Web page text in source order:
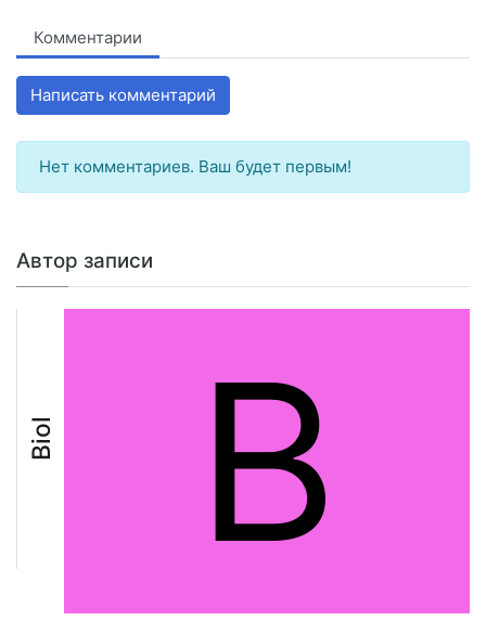
Комментарии
Написать комментарий
Нет комментариев. Ваш будет первым!
Автор записи
Biol B